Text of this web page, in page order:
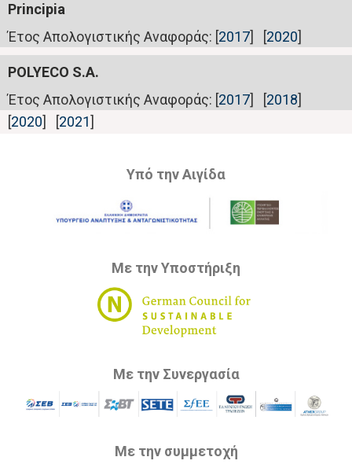
Principia
Έτος Απολογιστικής Αναφοράς: [2017] [2020]
POLYECO S.A.
Έτος Απολογιστικής Αναφοράς: [2017] [2018]
[2020] [2021]
Υπό την Αιγίδα
Με την Υποστήριξη
Με την Συνεργασία
Με την συμμετοχή